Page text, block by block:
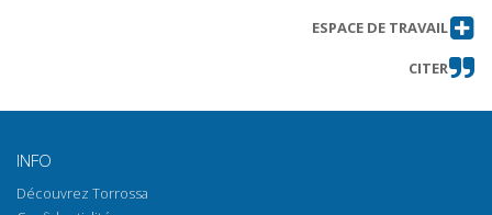
Obtenir le chapitre
Il ciclo di produzione della
ceramica nel Lazio settentrionale
ESPACE DE TRAVAIL
CITER
INFO
Découvrez Torrossa